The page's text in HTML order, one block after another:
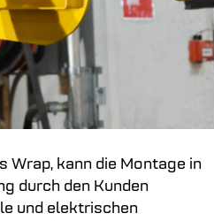
Wrap, kann die Montage in
durch den Kunden
und elektrischen